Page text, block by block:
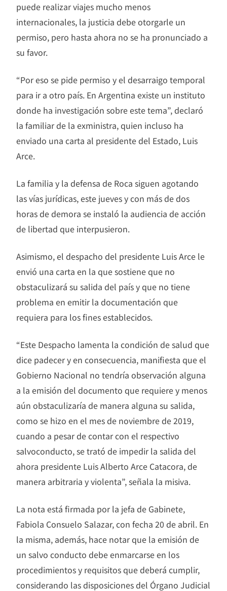
puede realizar viajes mucho menos
internacionales, la justicia debe otorgarle un
permiso, pero hasta ahora no se ha pronunciado a
su favor.
“Por eso se pide permiso y el desarraigo temporal
para ir a otro país. En Argentina existe un instituto
donde ha investigación sobre este tema”, declaró
la familiar de la exministra, quien incluso ha
enviado una carta al presidente del Estado, Luis
Arce.
La familia y la defensa de Roca siguen agotando
las vías jurídicas, este jueves y con más de dos
horas de demora se instaló la audiencia de acción
de libertad que interpusieron.
Asimismo, el despacho del presidente Luis Arce le
envió una carta en la que sostiene que no
obstaculizará su salida del país y que no tiene
problema en emitir la documentación que
requiera para los fines establecidos.
“Este Despacho lamenta la condición de salud que
dice padecer y en consecuencia, manifiesta que el
Gobierno Nacional no tendría observación alguna
a la emisión del documento que requiere y menos
aún obstaculizaría de manera alguna su salida,
como se hizo en el mes de noviembre de 2019,
cuando a pesar de contar con el respectivo
salvoconducto, se trató de impedir la salida del
ahora presidente Luis Alberto Arce Catacora, de
manera arbitraria y violenta”, señala la misiva.
La nota está firmada por la jefa de Gabinete,
Fabiola Consuelo Salazar, con fecha 20 de abril. En
la misma, además, hace notar que la emisión de
un salvo conducto debe enmarcarse en los
procedimientos y requisitos que deberá cumplir,
considerando las disposiciones del Órgano Judicial